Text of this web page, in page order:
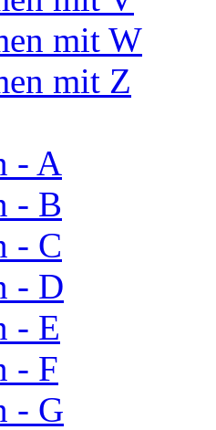
mit W
mit Z
- A
- B
- C
- D
- E
- F
- G